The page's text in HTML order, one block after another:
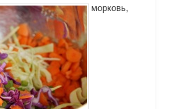
морковь,